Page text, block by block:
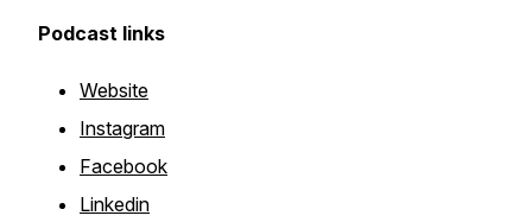
Podcast links
Website
Instagram
Facebook
Linkedin